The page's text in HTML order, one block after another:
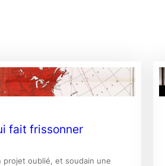
fait frissonner
projet oublié, et soudain une